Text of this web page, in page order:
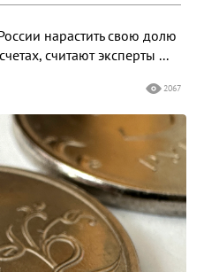
нарастить свою долю
считают эксперты ...
2067